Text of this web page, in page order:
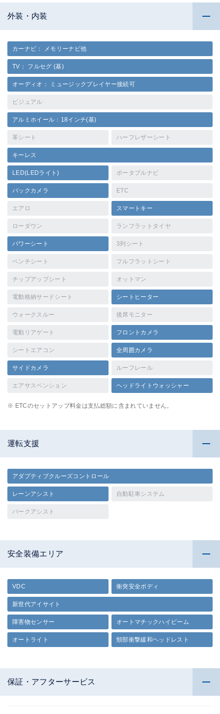
外装・内装
カーナビ： メモリーナビ他
TV： フルセグ (基)
オーディオ： ミュージックプレイヤー接続可
ビジュアル
アルミホイール：18インチ(基)
革シート ハーフレザーシート
キーレス
LED(LEDライト) ポータブルナビ
バックカメラ ETC
エアロ スマートキー
ローダウン ランフラットタイヤ
パワーシート 3列シート
ベンチシート フルフラットシート
チップアップシート オットマン
電動格納サードシート シートヒーター
ウォークスルー 後席モニター
電動リアゲート フロントカメラ
シートエアコン 全周囲カメラ
サイドカメラ ルーフレール
エアサスペンション ヘッドライトウォッシャー
※ ETCのセットアップ料金は支払総額に含まれていません。
運転支援
アダプティブクルーズコントロール
レーンアシスト 自動駐車システム
パークアシスト
安全装備エリア
VDC 衝突安全ボディ
新世代アイサイト
障害物センサー オートマチックハイビーム
オートライト 頸部衝撃緩和ヘッドレスト
保証・アフターサービス